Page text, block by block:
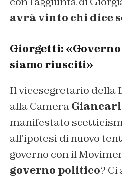
avrà vinto chi dice
Giorgetti:
siamo riusciti»
Il vicesegretario della
alla Camera
manifestato
all’ipotesi di nuovo
governo con il
governo politico?